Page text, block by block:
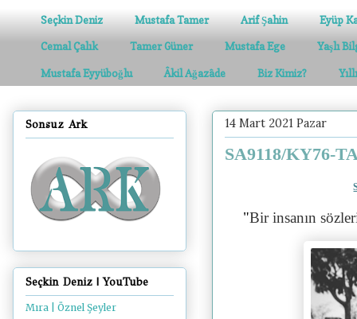
Seçkin Deniz Mustafa Tamer Arif Şahin Eyüp
Cemal Çalık Tamer Güner Mustafa Ege Yaşlı
Mustafa Eyyüboğlu Âkil Ağazâde Biz Kimiz?
14 Mart 2021 Pazar
SA9118/KY76-
"Bir insanın
Sonsuz Ark
Seçkin Deniz | YouTube
Mıra | Öznel Şeyler